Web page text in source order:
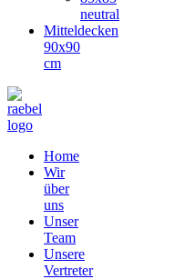
neutral
Mitteldecken
90x90
cm
Home
Wir
über
uns
Unser
Team
Unsere
Vertreter